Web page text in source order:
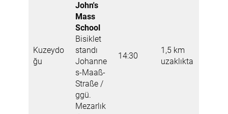
Kuzeydo
ğu
John's
Mass
School
Bisiklet
standı
Johanne
s-Maaß-
Straße /
ggü.
Mezarlık
14:30
1,5 km
uzaklıkta